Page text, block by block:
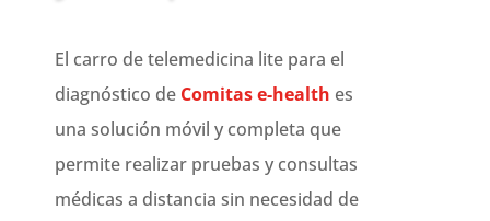
El carro de telemedicina lite para el
diagnóstico de Comitas e-health es
una solución móvil y completa que
permite realizar pruebas y consultas
médicas a distancia sin necesidad de